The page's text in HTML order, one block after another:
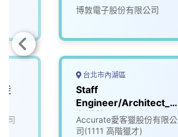
司
博敦電子股份有限公司
台北市內湖區
Staff
Engineer/Architect_知
名遊戲公司 (3008596)
Accurate愛客獵股份有限公
司(1111 高階獵才)